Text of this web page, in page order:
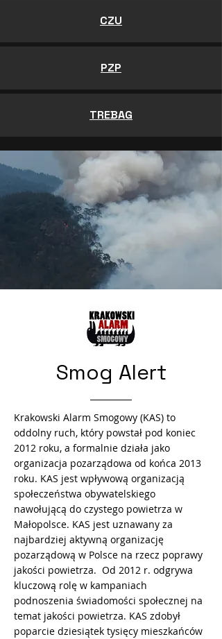
CZU
PZP
TREBAG
Smog Alert
Krakowski Alarm Smogowy (KAS) to
oddolny ruch, który powstał pod koniec
2012 roku, a formalnie działa jako
organizacja pozarządowa od końca 2013
roku. KAS jest wpływową organizacją
społeczeństwa obywatelskiego
nawołującą do czystego powietrza w
Małopolsce. KAS jest uznawany za
najbardziej aktywną organizację
pozarządową w Polsce na rzecz poprawy
jakości powietrza. Od 2012 r. odgrywa
kluczową rolę w kampaniach
podnoszenia świadomości społecznej na
temat jakości powietrza. KAS zdobył
poparcie dziesiątek tysięcy mieszkańców